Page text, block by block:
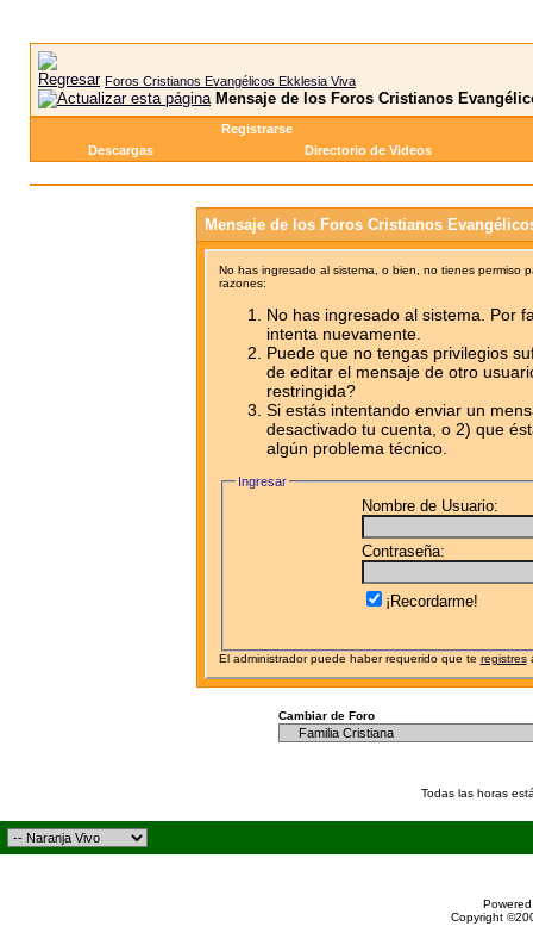
Foros Cristianos Evangélicos Ekklesia Viva
Mensaje de los Foros Cristianos
Registrarse
Descargas
Directorio de Videos
Mensaje de los Foros Cristianos
No has ingresado al sistema, o bien, no tienes permiso
razones:
No has ingresado al sistema. Por
intenta nuevamente.
Puede que no tengas privilegios
de editar el mensaje de otro
restringida?
Si estás intentando enviar un
desactivado tu cuenta, o 2) que
algún problema técnico.
Ingresar
Nombre de Usuario:
Contraseña:
¡Recordarme!
El administrador puede haber requerido que te registres
Cambiar de Foro
Todas las horas
Copyright